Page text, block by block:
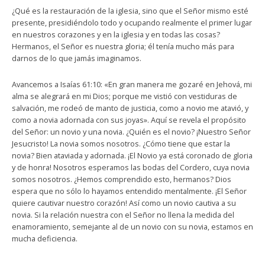
¿Qué es la restauración de la iglesia, sino que el Señor mismo esté
presente, presidiéndolo todo y ocupando realmente el primer lugar
en nuestros corazones y en la iglesia y en todas las cosas?
Hermanos, el Señor es nuestra gloria; él tenía mucho más para
darnos de lo que jamás imaginamos.
Avancemos a Isaías 61:10: «En gran manera me gozaré en Jehová, mi
alma se alegrará en mi Dios; porque me vistió con vestiduras de
salvación, me rodeó de manto de justicia, como a novio me atavió, y
como a novia adornada con sus joyas». Aquí se revela el propósito
del Señor: un novio y una novia. ¿Quién es el novio? ¡Nuestro Señor
Jesucristo! La novia somos nosotros. ¿Cómo tiene que estar la
novia? Bien ataviada y adornada. ¡El Novio ya está coronado de gloria
y de honra! Nosotros esperamos las bodas del Cordero, cuya novia
somos nosotros. ¿Hemos comprendido esto, hermanos? Dios
espera que no sólo lo hayamos entendido mentalmente. ¡El Señor
quiere cautivar nuestro corazón! Así como un novio cautiva a su
novia. Si la relación nuestra con el Señor no llena la medida del
enamoramiento, semejante al de un novio con su novia, estamos en
mucha deficiencia.